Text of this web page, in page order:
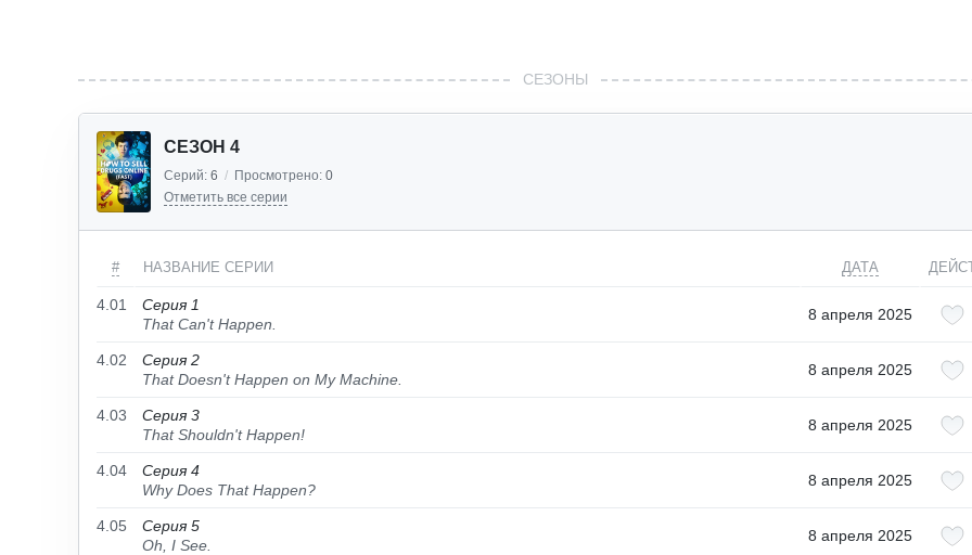
СЕЗОНЫ
СЕЗОН 4
Серий: 6 / Просмотрено: 0
Отметить все серии
# НАЗВАНИЕ СЕРИИ ДАТА
4.01
Серия 1
That Can't Happen.
8 апреля 2025
4.02
Серия 2
That Doesn't Happen on My Machine.
8 апреля 2025
4.03
Серия 3
That Shouldn't Happen!
8 апреля 2025
4.04
Серия 4
Why Does That Happen?
8 апреля 2025
4.05
Серия 5
Oh, I See.
8 апреля 2025